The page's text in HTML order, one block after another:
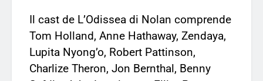
Il cast de L’Odissea di Nolan comprende
Tom Holland, Anne Hathaway, Zendaya,
Lupita Nyong’o, Robert Pattinson,
Charlize Theron, Jon Bernthal, Benny